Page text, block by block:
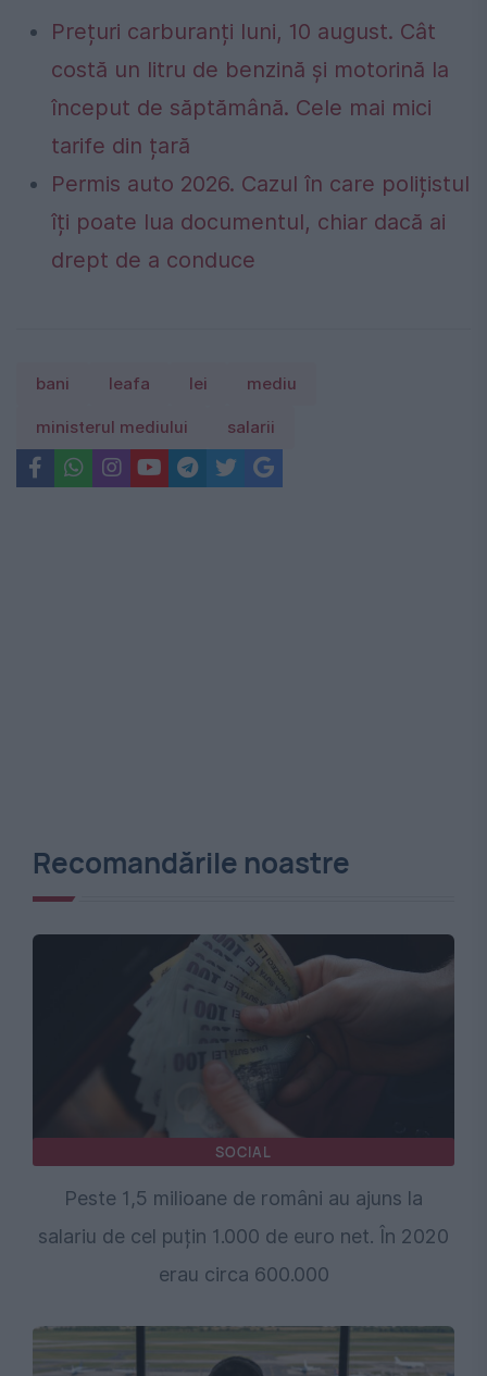
Prețuri carburanți luni, 10 august. Cât
costă un litru de benzină și motorină la
început de săptămână. Cele mai mici
tarife din țară
Permis auto 2026. Cazul în care polițistul
îți poate lua documentul, chiar dacă ai
drept de a conduce
bani leafa lei mediu
ministerul mediului salarii
Recomandările noastre
SOCIAL
Peste 1,5 milioane de români au ajuns la
salariu de cel puțin 1.000 de euro net. În 2020
erau circa 600.000